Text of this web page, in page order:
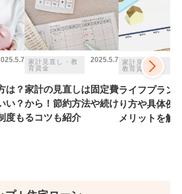
は？
い？
度も
家計見直し・教
育資金
2025.5.7
家計の見直しは固定費
から！節約方法や続け
るコツも紹介
家計見直し・
教育資金
ライフプラン
り方​​や​​具体例​​
メリットを解​​